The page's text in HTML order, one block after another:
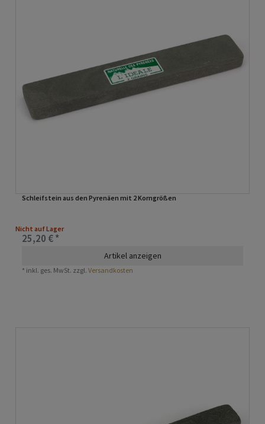
Schleifstein aus den Pyrenäen mit 2 Korngrößen
Nicht auf Lager
25,20 € *
Artikel anzeigen
* inkl. ges. MwSt. zzgl.Versandkosten